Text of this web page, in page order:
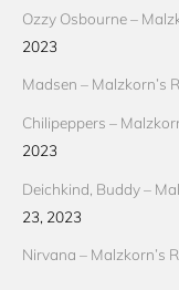
Ozzy Osbourne –
2023
Madsen – Malzkorn’s
Chilipeppers –
2023
Deichkind, Buddy –
23, 2023
Nirvana – Malzkorn’s